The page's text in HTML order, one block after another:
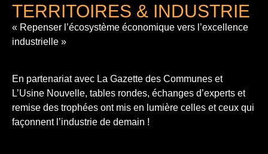
TERRITOIRES & INDUSTRIE
« Repenser l’écosystème économique vers l’excellence
industrielle »
En partenariat avec La Gazette des Communes et
L’Usine Nouvelle, tables rondes, échanges d’experts et
remise des trophées ont mis en lumière celles et ceux qui
façonnent l’industrie de demain !